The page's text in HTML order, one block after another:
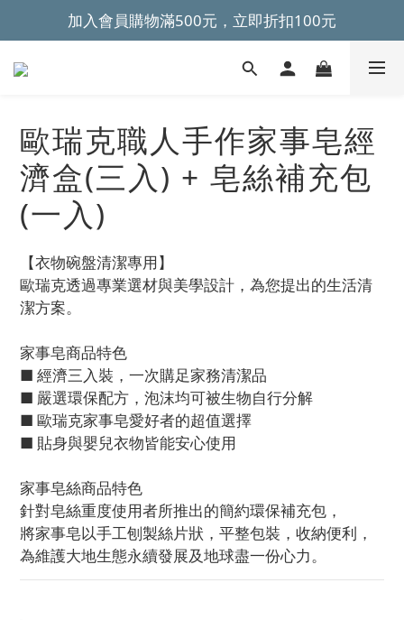
~全館滿499元免運~
加入會員購物滿500元，立即折扣100元
~全館滿499元免運~
歐瑞克職人手作家事皂經
濟盒(三入) + 皂絲補充包
(一入)
【衣物碗盤清潔專用】
歐瑞克透過專業選材與美學設計，為您提出的生活清
潔方案。
家事皂商品特色
■ 經濟三入裝，一次購足家務清潔品
■ 嚴選環保配方，泡沫均可被生物自行分解
■ 歐瑞克家事皂愛好者的超值選擇
■ 貼身與嬰兒衣物皆能安心使用
家事皂絲商品特色
針對皂絲重度使用者所推出的簡約環保補充包，
將家事皂以手工刨製絲片狀，平整包裝，收納便利，
為維護大地生態永續發展及地球盡一份心力。